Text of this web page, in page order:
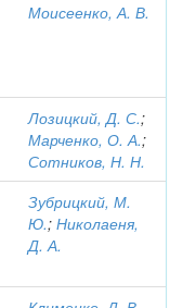
Моисеенко, А. В.
Лозицкий, Д. С.;
Марченко, О. А.;
Сотников, Н. Н.
Зубрицкий, М.
Ю.; Николаеня,
Д. А.